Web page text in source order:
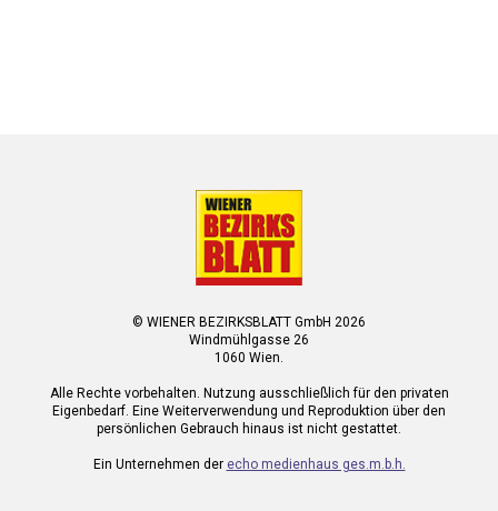
© WIENER BEZIRKSBLATT GmbH 2026
Windmühlgasse 26
1060 Wien.
Alle Rechte vorbehalten. Nutzung ausschließlich für den privaten
Eigenbedarf. Eine Weiterverwendung und Reproduktion über den
persönlichen Gebrauch hinaus ist nicht gestattet.
Ein Unternehmen der echo medienhaus ges.m.b.h.